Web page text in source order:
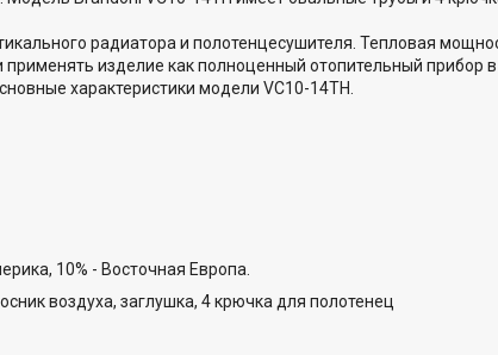
радиатора и полотенцесушителя. Тепловая
применять изделие как полноценный отопительный прибор
характеристики модели VC10-14TH.
10% - Восточная Европа.
воздуха, заглушка, 4 крючка для полотенец